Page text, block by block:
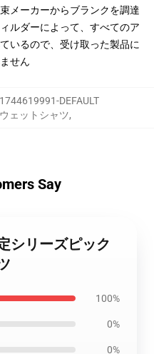
メーカーからブランクを調達
ルダーによって、すべてのア
いるので、受け取った製品に
せん
DEFAULT
ェットシャツ,
Say
シリーズピック
100%
0%
0%